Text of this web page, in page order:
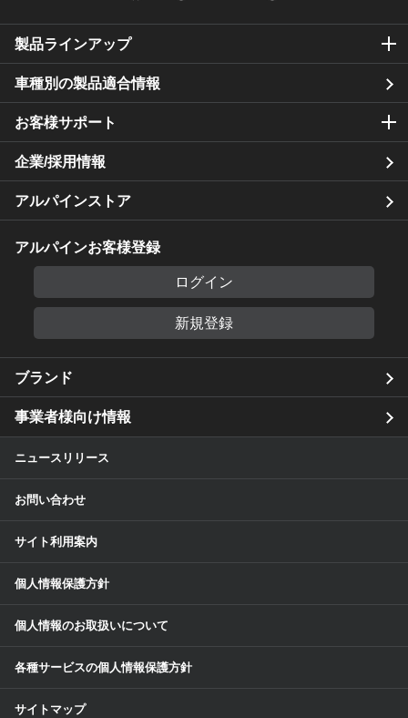
製品ラインアップ
車種別の製品適合情報
お客様サポート
企業/採用情報
アルパインストア
アルパインお客様登録
ログイン
新規登録
ブランド
事業者様向け情報
ニュースリリース
お問い合わせ
サイト利用案内
個人情報保護方針
個人情報のお取扱いについて
各種サービスの個人情報保護方針
サイトマップ